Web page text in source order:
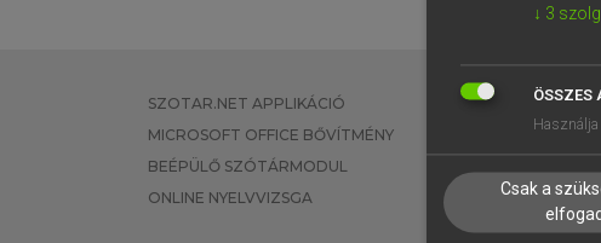
SZOTAR.NET APPLIKÁCIÓ
MICROSOFT OFFICE BŐVÍTMÉNY
BEÉPÜLŐ SZÓTÁRMODUL
ONLINE NYELVVIZSGA
EGYÉNI
TANULÓKNAK
VÁLLALATI
↓ 3
ÖSSZES
Csak a